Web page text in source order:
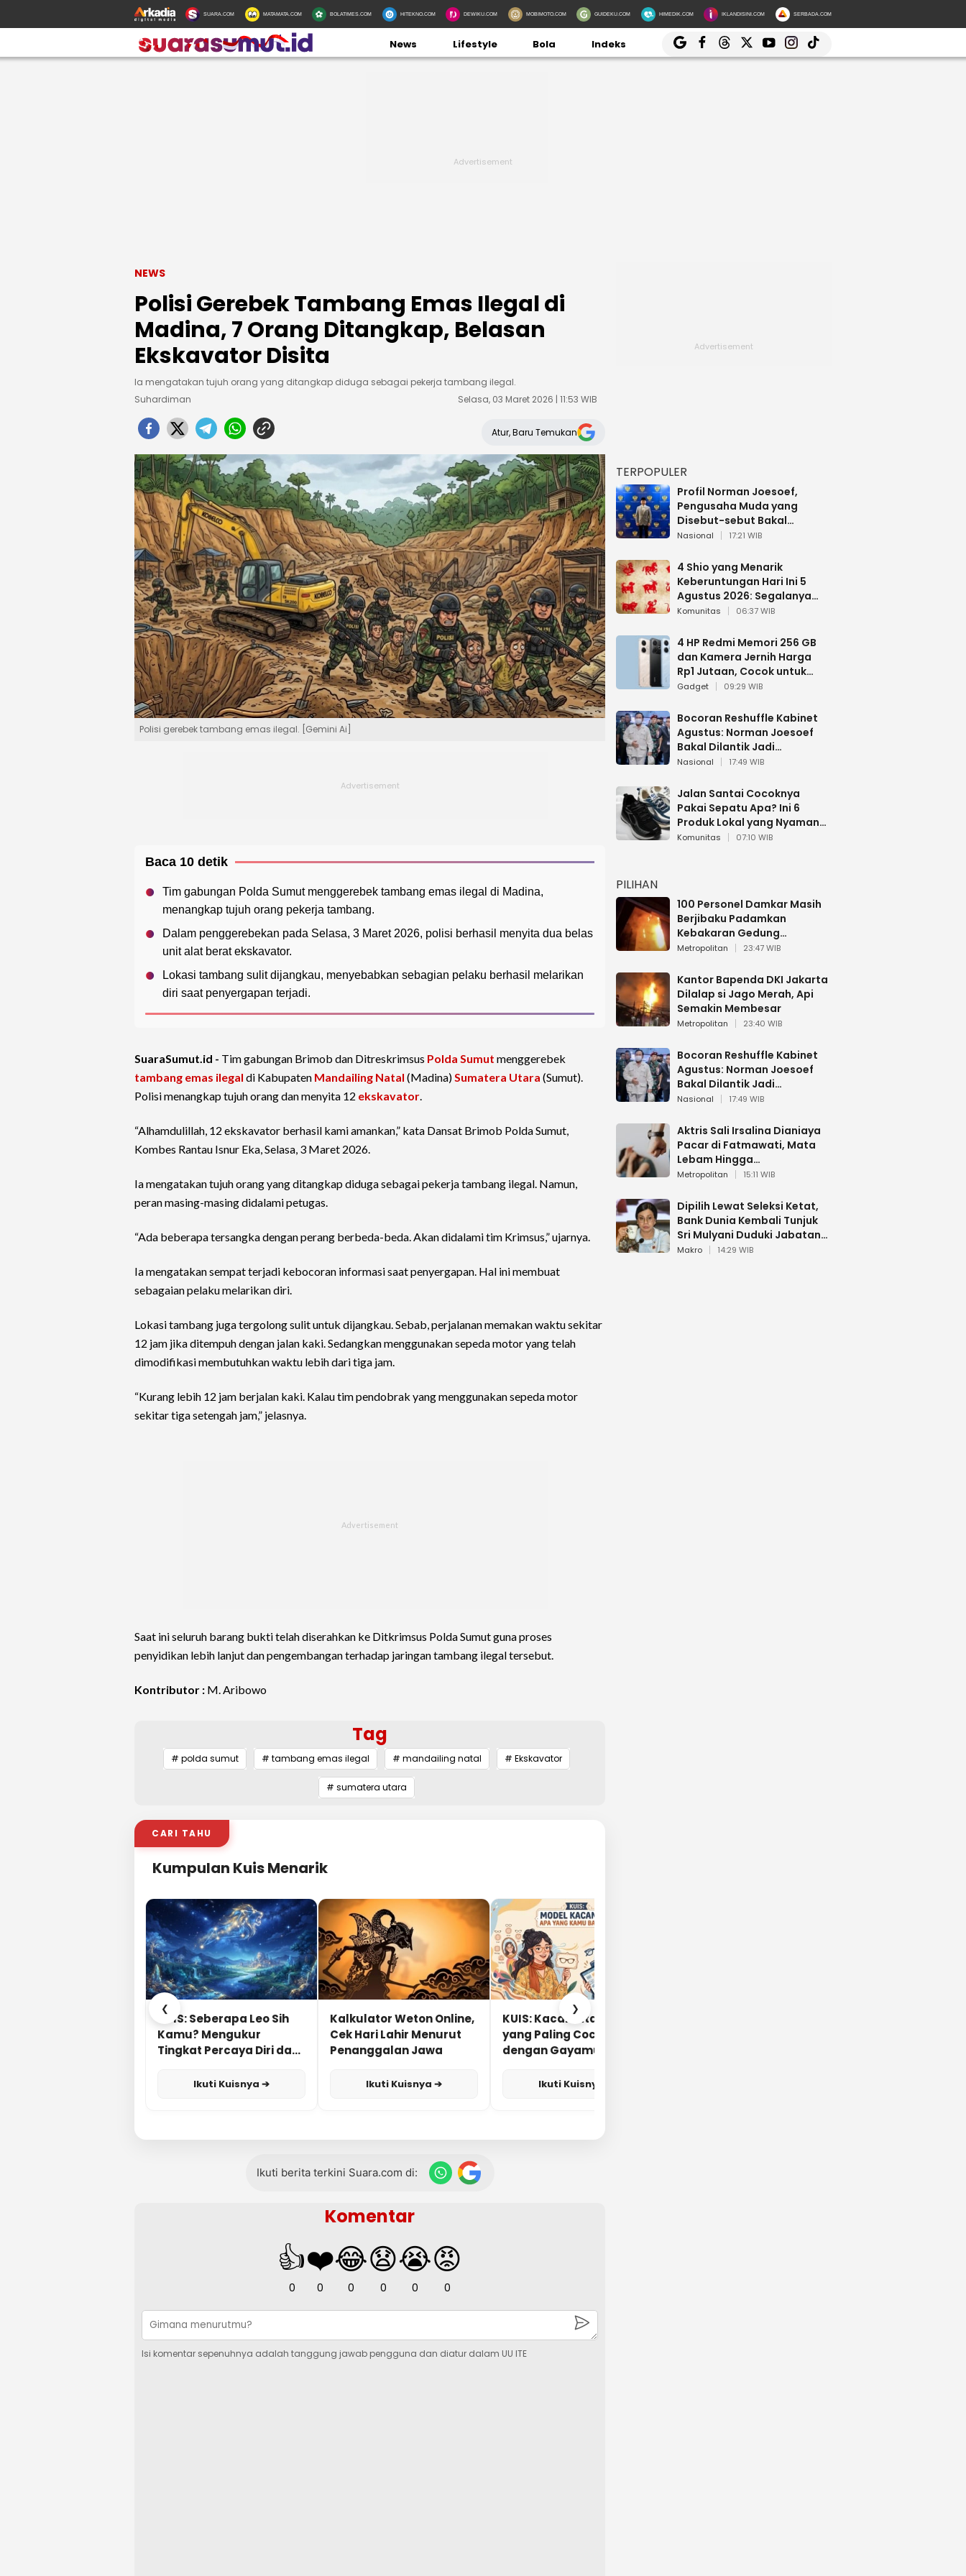
SUARA.COM MATAMATA.COM BOLATIMES.COM HITEKNO.COM DEWIKU.COM MOBIMOTO.COM GUIDEKU.COM HIMEDIK.COM IKLANDISINI.COM SERBADA.COM
News Lifestyle Bola Indeks
NEWS
Polisi Gerebek Tambang Emas Ilegal di
Madina, 7 Orang Ditangkap, Belasan
Ekskavator Disita
Ia mengatakan tujuh orang yang ditangkap diduga sebagai pekerja tambang ilegal.
Suhardiman
Selasa, 03 Maret 2026 | 11:53 WIB
Atur, Baru Temukan
Polisi gerebek tambang emas ilegal. [Gemini Ai]
Baca 10 detik
Tim gabungan Polda Sumut menggerebek tambang emas ilegal di Madina,
menangkap tujuh orang pekerja tambang.
Dalam penggerebekan pada Selasa, 3 Maret 2026, polisi berhasil menyita dua belas
unit alat berat ekskavator.
Lokasi tambang sulit dijangkau, menyebabkan sebagian pelaku berhasil melarikan
diri saat penyergapan terjadi.
SuaraSumut.id - Tim gabungan Brimob dan Ditreskrimsus Polda Sumut menggerebek
tambang emas ilegal di Kabupaten Mandailing Natal (Madina)Sumatera Utara (Sumut).
Polisi menangkap tujuh orang dan menyita 12 ekskavator.
“Alhamdulillah, 12 ekskavator berhasil kami amankan,” kata Dansat Brimob Polda Sumut,
Kombes Rantau Isnur Eka, Selasa, 3 Maret 2026.
Ia mengatakan tujuh orang yang ditangkap diduga sebagai pekerja tambang ilegal. Namun,
peran masing-masing didalami petugas.
“Ada beberapa tersangka dengan perang berbeda-beda. Akan didalami tim Krimsus,” ujarnya.
Ia mengatakan sempat terjadi kebocoran informasi saat penyergapan. Hal ini membuat
sebagaian pelaku melarikan diri.
Lokasi tambang juga tergolong sulit untuk dijangkau. Sebab, perjalanan memakan waktu sekitar
12 jam jika ditempuh dengan jalan kaki. Sedangkan menggunakan sepeda motor yang telah
dimodifikasi membutuhkan waktu lebih dari tiga jam.
“Kurang lebih 12 jam berjalan kaki. Kalau tim pendobrak yang menggunakan sepeda motor
sekitar tiga setengah jam,” jelasnya.
Saat ini seluruh barang bukti telah diserahkan ke Ditkrimsus Polda Sumut guna proses
penyidikan lebih lanjut dan pengembangan terhadap jaringan tambang ilegal tersebut.
Kontributor : M. Aribowo
Tag
# polda sumut # tambang emas ilegal # mandailing natal # Ekskavator
# sumatera utara
CARI TAHU
Kumpulan Kuis Menarik
❮
KUIS: Seberapa Leo Sih
Kamu? Mengukur
Tingkat Percaya Diri dan
Ikuti Kuisnya ➔
Kalkulator Weton Online,
Cek Hari Lahir Menurut
Penanggalan Jawa
Ikuti Kuisnya ➔
KUIS: Kacamata Apa
yang Paling Cocok
dengan Gayamu?
Ikuti Kuisnya ➔
❯
Ikuti berita terkini Suara.com di:
Komentar
👍
0
❤️
0
😂
0
😧
0
😭
0
😡
0
Isi komentar sepenuhnya adalah tanggung jawab pengguna dan diatur dalam UU ITE
TERPOPULER
Profil Norman Joesoef,
Pengusaha Muda yang
Disebut-sebut Bakal
Dilantik Jadi Wamenhan RI
Nasional 17:21 WIB
4 Shio yang Menarik
Keberuntungan Hari Ini 5
Agustus 2026: Segalanya
Berjalan Lancar
Komunitas 06:37 WIB
4 HP Redmi Memori 256 GB
dan Kamera Jernih Harga
Rp1 Jutaan, Cocok untuk
Multitasking
Gadget 09:29 WIB
Bocoran Reshuffle Kabinet
Agustus: Norman Joesoef
Bakal Dilantik Jadi
Wamenhan RI
Nasional 17:49 WIB
Jalan Santai Cocoknya
Pakai Sepatu Apa? Ini 6
Produk Lokal yang Nyaman
Buat 17 Agustusan
Komunitas 07:10 WIB
PILIHAN
100 Personel Damkar Masih
Berjibaku Padamkan
Kebakaran Gedung
Bapenda DKI
Metropolitan 23:47 WIB
Kantor Bapenda DKI Jakarta
Dilalap si Jago Merah, Api
Semakin Membesar
Metropolitan 23:40 WIB
Bocoran Reshuffle Kabinet
Agustus: Norman Joesoef
Bakal Dilantik Jadi
Wamenhan RI
Nasional 17:49 WIB
Aktris Sali Irsalina Dianiaya
Pacar di Fatmawati, Mata
Lebam Hingga
Diselamatkan Polantas
Metropolitan 15:11 WIB
Dipilih Lewat Seleksi Ketat,
Bank Dunia Kembali Tunjuk
Sri Mulyani Duduki Jabatan
Strategis
Makro 14:29 WIB